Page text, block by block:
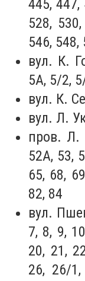
445, 447,
528,
546, 548,
вул. К.
5А, 5/2,
вул. К.
вул. Л.
пров. Л.
52А, 53,
65, 68,
82, 84
вул.
7, 8, 9,
20, 21,
26, 26/